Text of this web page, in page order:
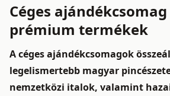
Céges
prémium termékek
A céges ajándékcsomagok
legelismertebb magyar
nemzetközi italok, valamint